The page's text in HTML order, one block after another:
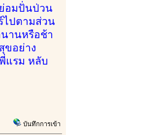
อมปั่นป่วน
ไปตามส่วน
นานหรือช้า
ขอย่าง
แรม หลับ
บันทึกการเข้า